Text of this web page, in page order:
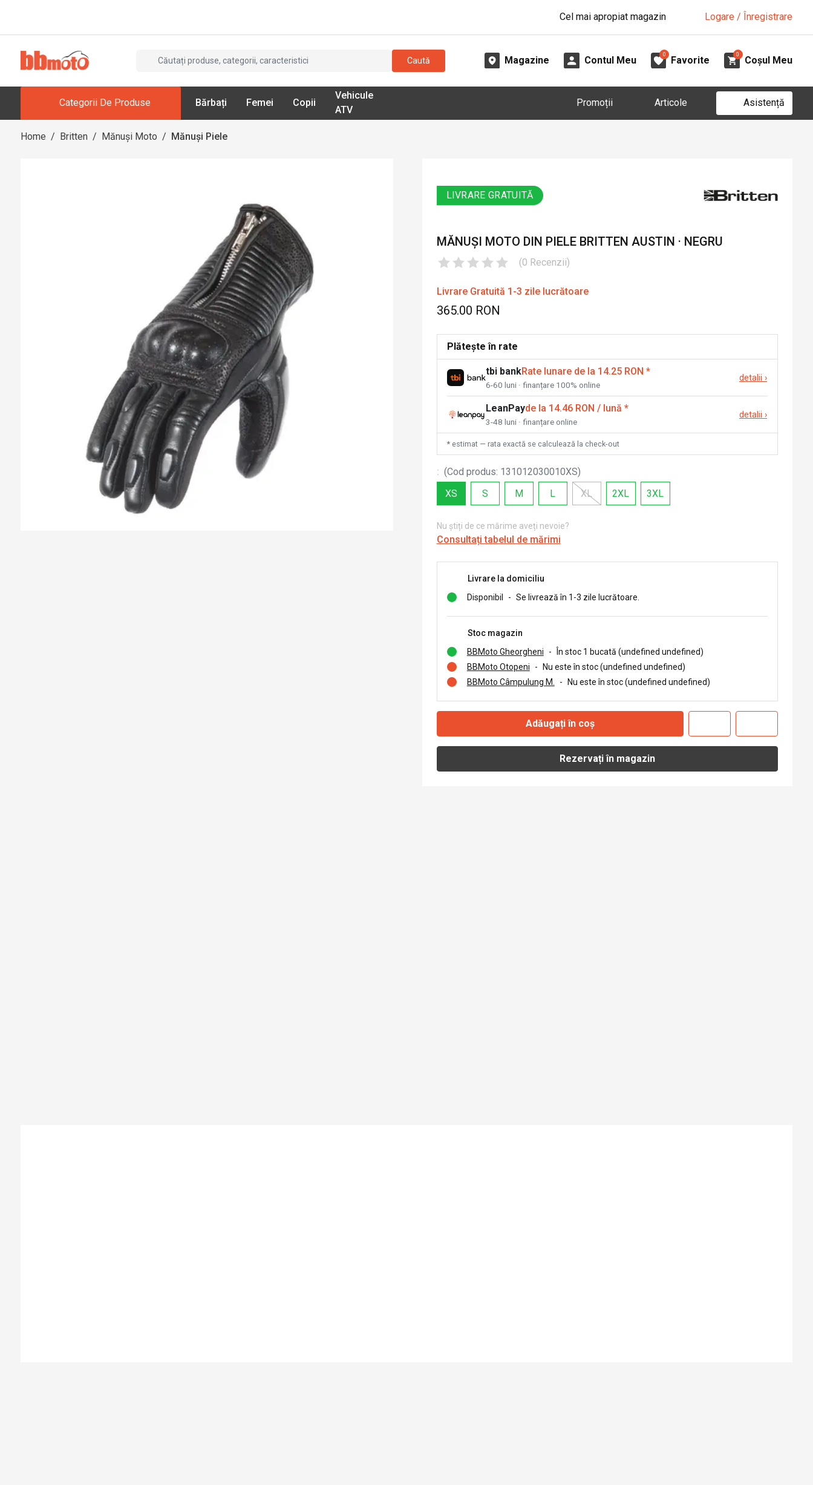
Cel mai apropiat magazin Logare / Înregistrare
Caută Magazine Contul Meu
0
Favorite
0
Coșul Meu
Categorii De Produse Bărbați Femei Copii
Vehicule
ATV
Promoții Articole Asistență
Home / Britten / Mănuși Moto / Mănuși Piele
LIVRARE GRATUITĂ
MĂNUȘI MOTO DIN PIELE BRITTEN AUSTIN · NEGRU
(0 Recenzii)
Livrare Gratuită 1-3 zile lucrătoare
365.00 RON
Plătește în rate
tbi bankRate lunare de la 14.25 RON *
6-60 luni · finanțare 100% online
detalii ›
LeanPayde la 14.46 RON / lună *
3-48 luni · finanțare online
detalii ›
* estimat — rata exactă se calculează la check-out
: (Cod produs: 131012030010XS)
XS
S M L XL 2XL 3XL
Nu știți de ce mărime aveți nevoie?
Consultați tabelul de mărimi
Livrare la domiciliu
Disponibil
- Se livrează în 1-3 zile lucrătoare.
Stoc magazin
BBMoto Gheorgheni
-
În stoc 1 bucată (undefined undefined)
BBMoto Otopeni
-
Nu este în stoc (undefined undefined)
BBMoto Câmpulung M.
- Nu este în stoc (undefined undefined)
Adăugați în coș
Rezervați în magazin